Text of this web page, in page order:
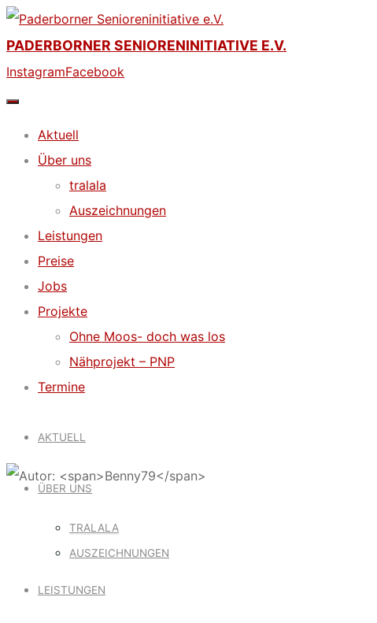
Skip
to
content
PADERBORNER SENIORENINITIATIVE E.V.
InstagramFacebook
Aktuell
Über uns
tralala
Auszeichnungen
Leistungen
Preise
Jobs
Projekte
Ohne Moos- doch was los
Nähprojekt – PNP
Termine
AKTUELL
ÜBER UNS
TRALALA
AUSZEICHNUNGEN
LEISTUNGEN